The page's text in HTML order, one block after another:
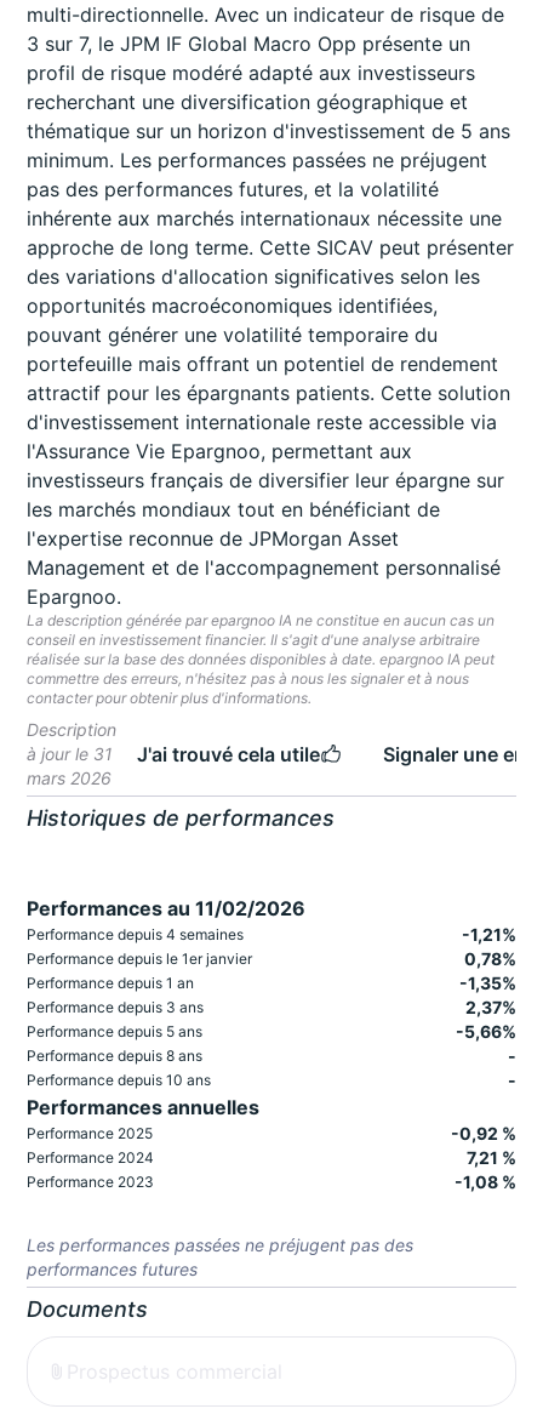
multi-directionnelle. Avec un indicateur de risque de
3 sur 7, le JPM IF Global Macro Opp présente un
profil de risque modéré adapté aux investisseurs
recherchant une diversification géographique et
thématique sur un horizon d'investissement de 5 ans
minimum. Les performances passées ne préjugent
pas des performances futures, et la volatilité
inhérente aux marchés internationaux nécessite une
approche de long terme. Cette SICAV peut présenter
des variations d'allocation significatives selon les
opportunités macroéconomiques identifiées,
pouvant générer une volatilité temporaire du
portefeuille mais offrant un potentiel de rendement
attractif pour les épargnants patients. Cette solution
d'investissement internationale reste accessible via
l'Assurance Vie Epargnoo, permettant aux
investisseurs français de diversifier leur épargne sur
les marchés mondiaux tout en bénéficiant de
l'expertise reconnue de JPMorgan Asset
Management et de l'accompagnement personnalisé
Epargnoo.
La description générée par epargnoo IA ne constitue en aucun cas un
conseil en investissement financier. Il s'agit d'une analyse arbitraire
réalisée sur la base des données disponibles à date. epargnoo IA peut
commettre des erreurs, n'hésitez pas à nous les signaler et à nous
contacter pour obtenir plus d'informations.
Description
à jour le 31
mars 2026
J'ai trouvé cela utile Signaler une
Historiques de performances
Performances au 11/02/2026
Performance depuis 4 semaines -1,21%
Performance depuis le 1er janvier 0,78%
Performance depuis 1 an -1,35%
Performance depuis 3 ans 2,37%
Performance depuis 5 ans -5,66%
Performance depuis 8 ans -
Performance depuis 10 ans -
Performances annuelles
Performance 2025 -0,92 %
Performance 2024 7,21 %
Performance 2023 -1,08 %
Les performances passées ne préjugent pas des
performances futures
Documents
Prospectus commercial